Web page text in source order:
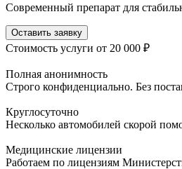
Современный препарат для
Оставить заявку
Стоимость услуги от 20 000 ₽
Полная анонимность
Строго конфиденциально. Без
Круглосуточно
Несколько автомобилей скорой
Медицинские лицензии
Работаем по лицензиям